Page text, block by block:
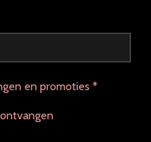
en promoties *